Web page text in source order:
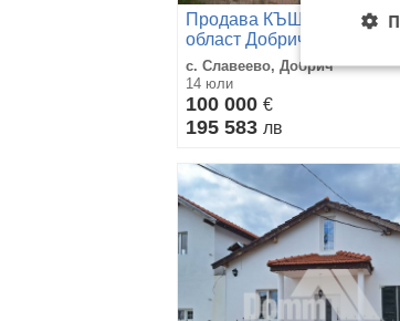
Продава КЪЩА, с.
област Добрич
с. Славеево, Добрич
14 юли
100 000 €
195 583 лв